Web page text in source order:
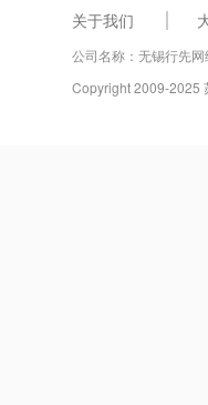
关于我们
公司名称：无锡行先
Copyright 2009-2025